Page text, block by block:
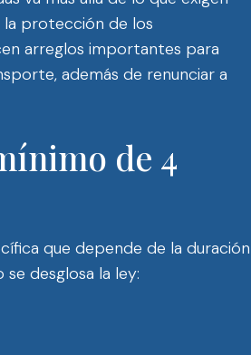
protección de los
arreglos importantes para
además de renunciar a
de 4
que depende de la duración
desglosa la ley: